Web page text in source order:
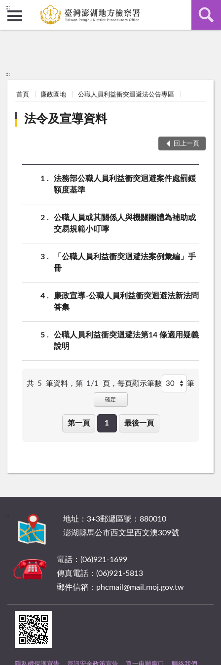
:::
:::
首頁 廉政園地 公職人員利益衝突迴避法公告專區
法令及宣導資料
回上一頁
1
法務部公職人員利益衝突迴避案件處罰鍰
額度基準
2
公職人員或其關係人與機關團體為補助或
交易規範小叮嚀
3
「公職人員利益衝突迴避法案例彙編」手
冊
4
廉政宣導-公職人員利益衝突迴避法新法問
答集
5
公職人員利益衝突迴避法第14 條適用疑義
說明
共 5 筆資料，第 1/1 頁， 每頁顯示筆數 筆
確定
第一頁 1 最後一頁
地址：3+3郵遞區號：880010
澎湖縣馬公市西文里西文澳309號
電話：(06)921-1699
傳真電話：(06)921-5813
郵件信箱：phcmail@mail.moj.gov.tw